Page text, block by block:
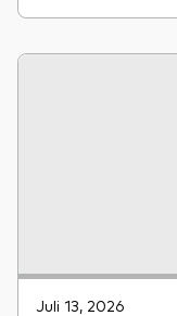
Juli 13, 2026